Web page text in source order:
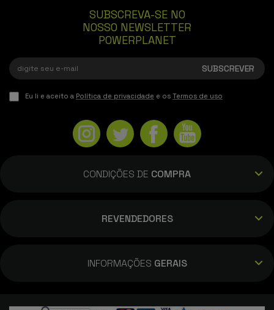
SUBSCREVA-SE NO
NOSSO NEWSLETTER
POWERPLANET
Eu li e aceito a Política de privacidade e os Termos de uso
CONDIÇÕES DE COMPRA
REVENDEDORES
INFORMAÇÕES GERAIS